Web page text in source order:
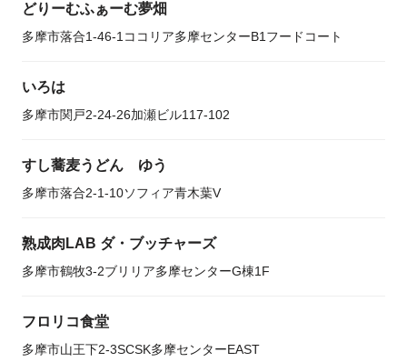
どりーむふぁーむ夢畑
多摩市落合1-46-1ココリア多摩センターB1フードコート
いろは
多摩市関戸2-24-26加瀬ビル117-102
すし蕎麦うどん ゆう
多摩市落合2-1-10ソフィア青木葉V
熟成肉LAB ダ・ブッチャーズ
多摩市鶴牧3-2ブリリア多摩センターG棟1F
フロリコ食堂
多摩市山王下2-3SCSK多摩センターEAST